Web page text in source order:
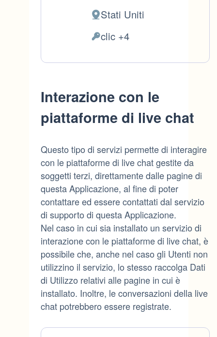
Luogo
del
Stati Uniti
Daticlic +4
Interazione con le
piattaforme di live chat
Questo tipo di servizi permette di interagire
con le piattaforme di live chat gestite da
soggetti terzi, direttamente dalle pagine di
questa Applicazione, al fine di poter
contattare ed essere contattati dal servizio
di supporto di questa Applicazione.
Nel caso in cui sia installato un servizio di
interazione con le piattaforme di live chat, è
possibile che, anche nel caso gli Utenti non
utilizzino il servizio, lo stesso raccolga Dati
di Utilizzo relativi alle pagine in cui è
installato. Inoltre, le conversazioni della live
chat potrebbero essere registrate.